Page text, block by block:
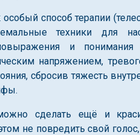
способ терапии
техники для
и
напряжением,
сбросив тяжесть
сделать ещё и
не повредить свой